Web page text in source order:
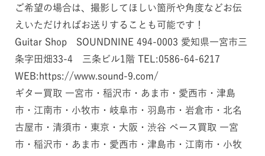
ご希望の場合は、撮影してほしい箇所や角度などお伝
えいただければお送りすることも可能です！
Guitar Shop SOUNDNINE 494-0003 愛知県一宮市三
条字田畑33-4 三条ビル1階 TEL:0586-64-6217
WEB:https://www.sound-9.com/
ギター買取 一宮市・稲沢市・あま市・愛西市・津島
市・江南市・小牧市・岐阜市・羽島市・岩倉市・北名
古屋市・清須市・東京・大阪・渋谷 ベース買取 一宮
市・稲沢市・あま市・愛西市・津島市・江南市・小牧